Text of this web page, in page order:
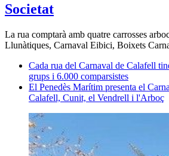
Societat
La rua comptarà amb quatre carrosses
Llunàtiques, Carnaval Eibici, Boixets
Cada rua del Carnaval de Calafell
grups i 6.000 comparsistes
El Penedès Marítim presenta el
Calafell, Cunit, el Vendrell i l'Arboç